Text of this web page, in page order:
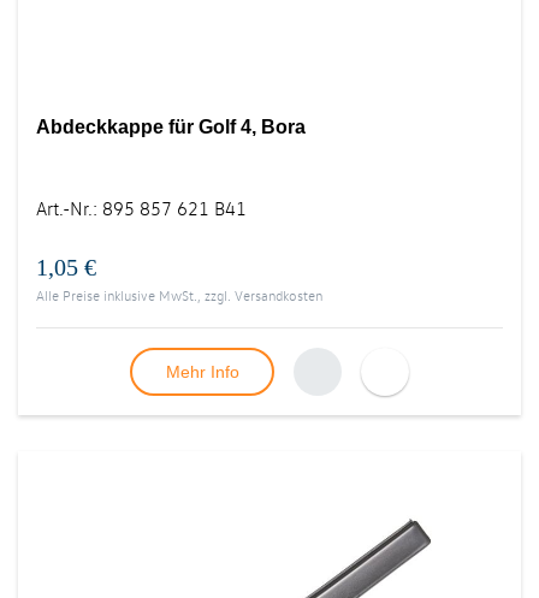
Abdeckkappe für Golf 4, Bora
Art.-Nr.: 895 857 621 B41
1,05 €
Alle Preise inklusive MwSt., zzgl. Versandkosten
Mehr Info